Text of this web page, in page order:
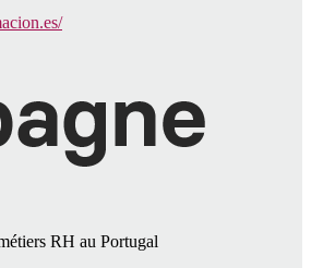
RH au Portugal